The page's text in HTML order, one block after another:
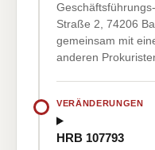
Straße 2, 74206
gemeinsam mit
anderen
VERÄNDERUNGEN
HRB 107793